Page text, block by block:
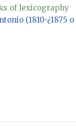
of lexicography
(1810-¿1875 o